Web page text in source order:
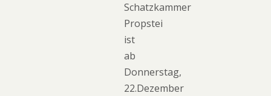
Schatzkammer
Propstei
ist
ab
Donnerstag,
22.Dezember